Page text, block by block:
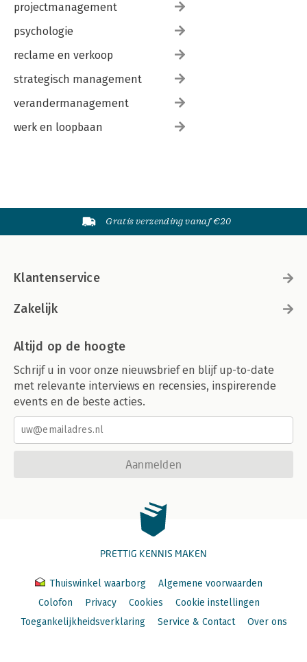
projectmanagement
psychologie
reclame en verkoop
strategisch management
verandermanagement
werk en loopbaan
Gratis verzending vanaf €20
Klantenservice
Zakelijk
Altijd op de hoogte
Schrijf u in voor onze nieuwsbrief en blijf up-to-date
met relevante interviews en recensies, inspirerende
events en de beste acties.
Aanmelden
PRETTIG KENNIS MAKEN
Thuiswinkel waarborg
Algemene voorwaarden
Colofon
Privacy Cookies
Cookie instellingen
Toegankelijkheidsverklaring
Service & Contact Over ons